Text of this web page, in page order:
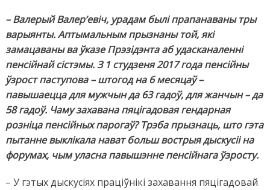
– Валерый Валер’евіч, урадам былі прапанаваны тры
варыянты. Аптымальным прызнаны той, які
замацаваны ва ўказе Прэзідэнта аб удасканаленні
пенсійнай сістэмы. З 1 студзеня 2017 года пенсійны
ўзрост паступова – штогод на 6 месяцаў –
павышаецца для мужчын да 63 гадоў, для жанчын – да
58 гадоў. Чаму захавана пяцігадовая гендарная
розніца пенсійных парогаў? Трэба прызнаць, што гэта
пытанне выклікала нават больш вострыя дыскусіі на
форумах, чым уласна павышэнне пенсійнага ўзросту.
– У гэтых дыскусіях праціўнікі захавання пяцігадовай